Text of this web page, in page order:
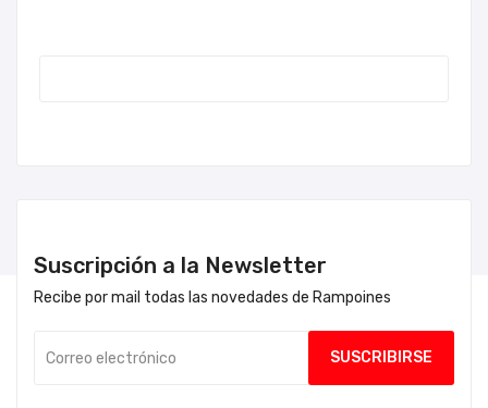
Suscripción a la Newsletter
Recibe por mail todas las novedades de Rampoines